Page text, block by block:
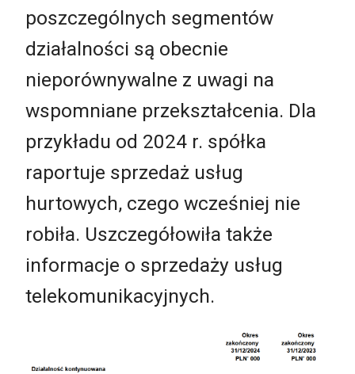
poszczególnych segmentów
działalności są obecnie
nieporównywalne z uwagi na
wspomniane przekształcenia. Dla
przykładu od 2024 r. spółka
raportuje sprzedaż usług
hurtowych, czego wcześniej nie
robiła. Uszczegółowiła także
informacje o sprzedaży usług
telekomunikacyjnych.